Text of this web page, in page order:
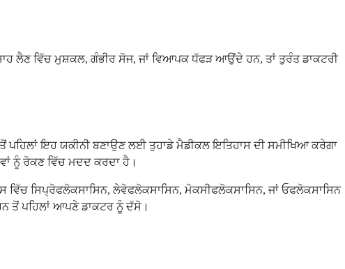
ਲੈਣ ਵਿੱਚ ਮੁਸ਼ਕਲ, ਗੰਭੀਰ ਸੋਜ, ਜਾਂ ਵਿਆਪਕ ਧੱਫੜ ਆਉਂਦੇ ਹਨ, ਤਾਂ ਤੁਰੰਤ ਡਾਕਟਰੀ
ਇਹ ਯਕੀਨੀ ਬਣਾਉਣ ਲਈ ਤੁਹਾਡੇ ਮੈਡੀਕਲ ਇਤਿਹਾਸ ਦੀ ਸਮੀਖਿਆ ਕਰੇਗਾ
ਨੂੰ ਰੋਕਣ ਵਿੱਚ ਮਦਦ ਕਰਦਾ ਹੈ।
ਸਿਪ੍ਰੋਫਲੋਕਸਾਸਿਨ, ਲੇਵੋਫਲੋਕਸਾਸਿਨ, ਮੋਕਸੀਫਲੋਕਸਾਸਿਨ, ਜਾਂ ਓਫਲੋਕਸਾਸਿਨ
ਤੋਂ ਪਹਿਲਾਂ ਆਪਣੇ ਡਾਕਟਰ ਨੂੰ ਦੱਸੋ।